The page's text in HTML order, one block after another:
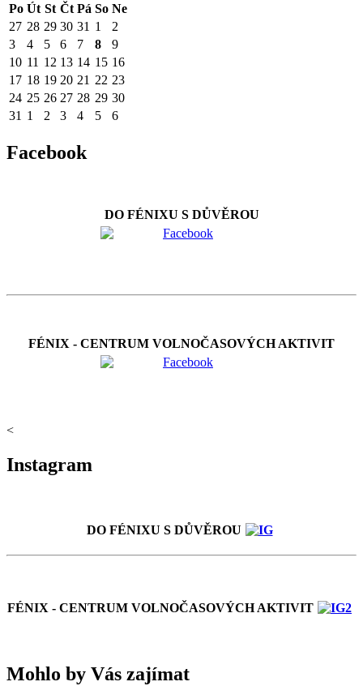
Po Út St Čt Pá So Ne
27 28 29 30 31 1
2
3
4 5 6 7 8
9
10 11 12 13 14 15 16
17 18 19 20 21 22 23
24 25 26 27 28 29 30
31 1 2 3 4 5 6
Facebook
DO FÉNIXU S DŮVĚROU
FÉNIX - CENTRUM VOLNOČASOVÝCH AKTIVIT
<
Instagram
DO FÉNIXU S DŮVĚROU
FÉNIX - CENTRUM VOLNOČASOVÝCH AKTIVIT
Mohlo by Vás zajímat